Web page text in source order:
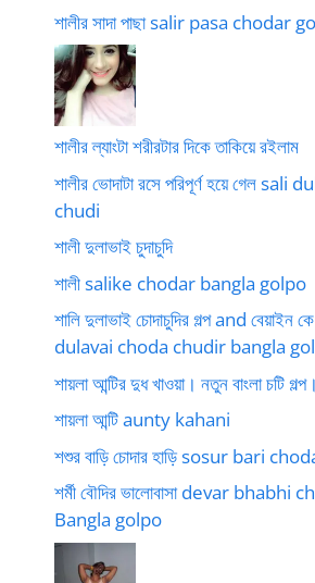
শালীর সাদা পাছা salir pasa chodar
শালীর ল্যাংটা শরীরটার দিকে তাকিয়ে রইলাম
শালীর ভোদাটা রসে পরিপূর্ণ হয়ে গেল
chudi
শালী দুলাভাই চুদাচুদি
শালী salike chodar bangla golpo
শালি দুলাভাই চোদাচুদির গল্প and বেয়াইন
dulavai choda chudir bangla
শায়লা আন্টির দুধ খাওয়া। নতুন বাংলা চটি গল্প।
শায়লা আন্টি aunty kahani
শশুর বাড়ি চোদার হাড়ি sosur bari
শর্মী বৌদির ভালোবাসা devar
Bangla golpo